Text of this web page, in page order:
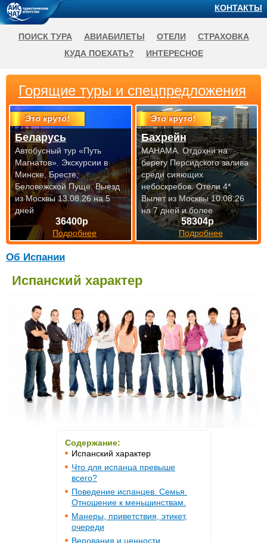
Об Испании
Испанский характер
Содержание:
Испанский характер
Что для испанца превыше
всего?
Поведение испанцев. Семья.
Отношение к меньшинствам.
Манеры, приветствия, этикет,
очереди
Верования и ценности
Горящие туры и спецпредложения
Это круто!
36400р
Подробнее
Беларусь
Автобусный тур «Путь
Магнатов». Экскурсии в
Минске, Бресте,
Беловежской Пуще.Выезд
из Москвы 13.08.26 на 5
дней
Это круто!
58304р
Подробнее
Бахрейн
МАНАМА. Отдохни на
берегу Персидского залива
среди сияющих
небоскребов. Отели 4*
Вылет из Москвы 10.08.26
на 7 дней и более
КОНТАКТЫ
ПОИСК ТУРА АВИАБИЛЕТЫ ОТЕЛИ
СТРАХОВКА
КУДА ПОЕХАТЬ?
ИНТЕРЕСНОЕ